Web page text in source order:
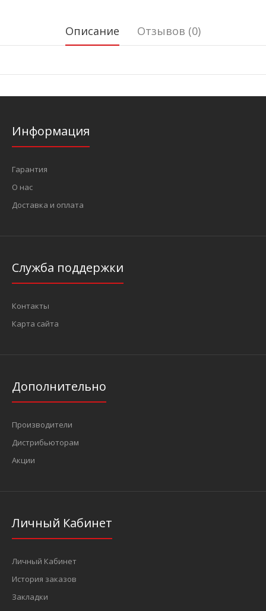
Описание Отзывов (0)
Информация
Гарантия
О нас
Доставка и оплата
Служба поддержки
Контакты
Карта сайта
Дополнительно
Производители
Дистрибьюторам
Акции
Личный Кабинет
Личный Кабинет
История заказов
Закладки